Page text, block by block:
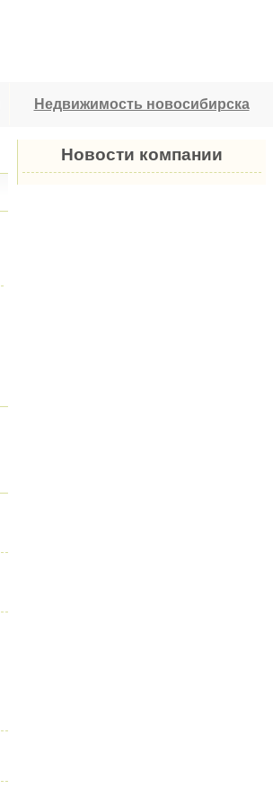
Недвижимость новосибирска
Новости компании